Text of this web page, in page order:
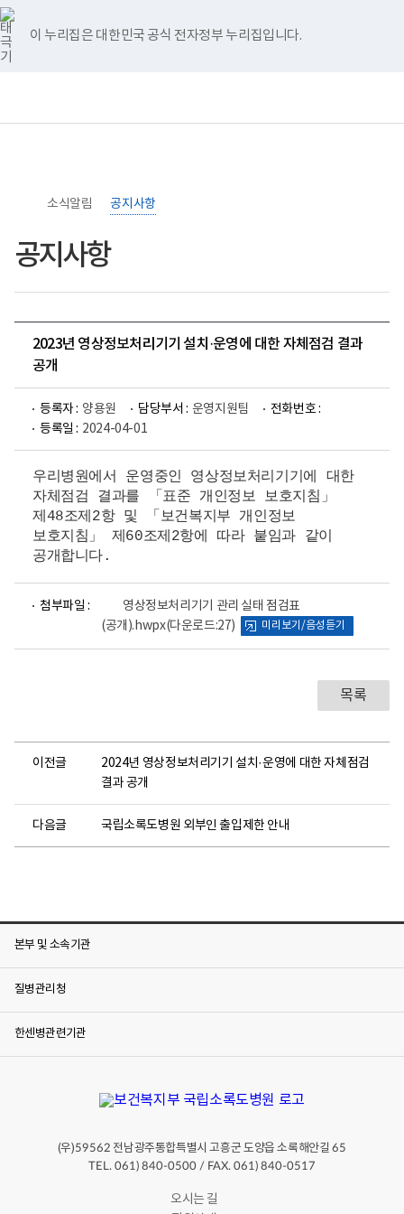
이 누리집은 대한민국 공식 전자정부 누리집입니다.
너
비
767px
이
하
록
원
로
검
메
홈
>
소식알림
>
공지사항
공지사항
2023년 영상정보처리기기 설치·운영에 대한 자체점검 결과
공개
등록자 : 양용원 담당부서 : 운영지원팀
전화번호 :
등록일 : 2024-04-01
우리병원에서 운영중인 영상정보처리기기에 대한
자체점검 결과를 「표준 개인정보 보호지침」
제48조제2항 및 「보건복지부 개인정보
보호지침」 제60조제2항에 따라 붙임과 같이
공개합니다.
첨부파일 :
영상정보처리기기 관리 실태 점검표
(공개).hwpx(다운로드:27)
어
미리보기/음성듣기
목록
이전글
2024년 영상정보처리기기 설치·운영에 대한 자체점검
결과 공개
다음글 국립소록도병원 외부인 출입제한 안내
본부 및 소속기관
질병관리청
한센병관련기관
(우)59562 전남광주통합특별시 고흥군 도양읍 소록해안길65
TEL. 061) 840-0500 / FAX. 061) 840-0517
오시는 길